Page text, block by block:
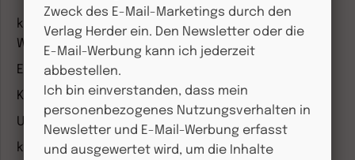
kindergarten heute Fachmagazin, Leitungsheft &
Wenn Eltern Rat suchen
Entdeckungskiste
Kleinstkinder in Kita und Tagespflege
Unser Ganztag
kizz Elternwelt
Zweck des E-Mail-Marketings durch den
Verlag Herder ein. Den Newsletter oder die
E-Mail-Werbung kann ich jederzeit
abbestellen.
Ich bin einverstanden, dass mein
personenbezogenes Nutzungsverhalten in
Newsletter und E-Mail-Werbung erfasst
und ausgewertet wird, um die Inhalte